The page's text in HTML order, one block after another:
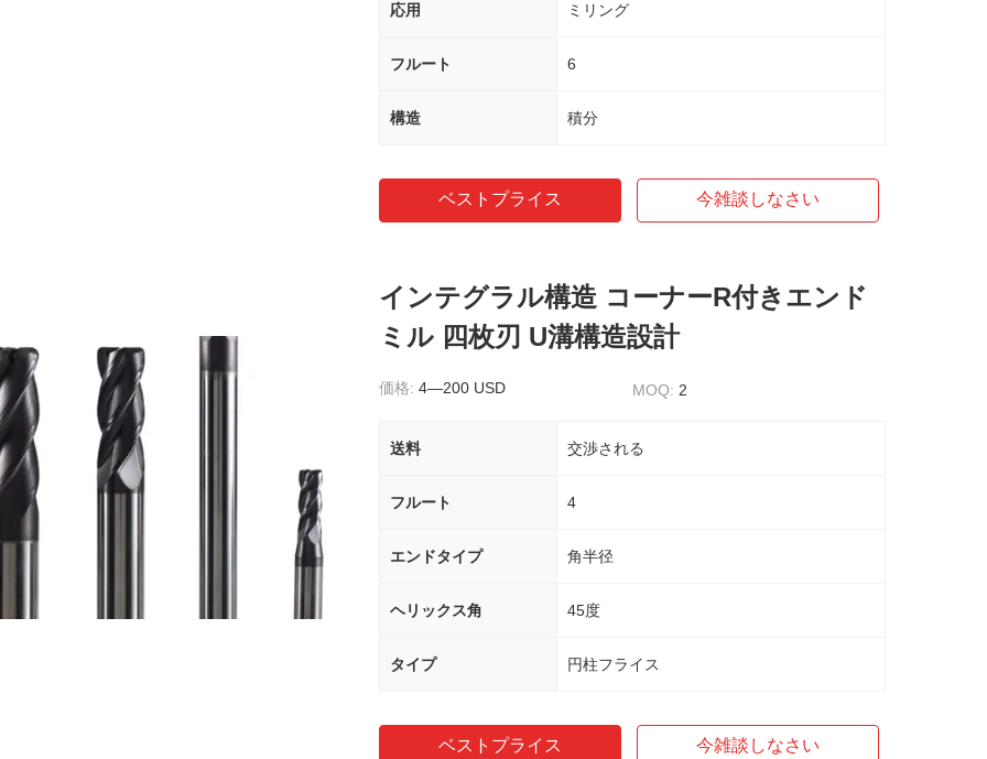
応用 ミリング
フルート 6
構造 積分
ベストプライス 今雑談しなさい
インテグラル構造 コーナーR付きエンド
ミル 四枚刃 U溝構造設計
価格: 4—200 USD MOQ: 2
送料 交渉される
フルート 4
エンドタイプ 角半径
ヘリックス角 45度
タイプ 円柱フライス
ベストプライス 今雑談しなさい